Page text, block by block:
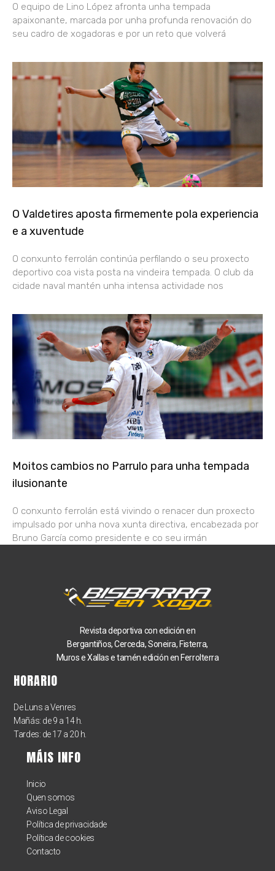
O equipo de Lino López afronta unha tempada
apaixonante, marcada por unha profunda renovación do
seu cadro de xogadoras e por un reto que volverá
O Valdetires aposta firmemente pola experiencia
e a xuventude
O conxunto ferrolán continúa perfilando o seu proxecto
deportivo coa vista posta na vindeira tempada. O club da
cidade naval mantén unha intensa actividade nos
Moitos cambios no Parrulo para unha tempada
ilusionante
O conxunto ferrolán está vivindo o renacer dun proxecto
impulsado por unha nova xunta directiva, encabezada por
Bruno García como presidente e co seu irmán
Revista deportiva con edición en
Bergantiños, Cerceda, Soneira, Fisterra,
Muros e Xallas e taménedición en Ferrolterra
HORARIO
De Luns a Venres
Mañás: de 9 a 14 h.
Tardes: de 17 a 20 h.
MÁIS INFO
Inicio
Quen somos
Aviso Legal
Política de privacidade
Política de cookies
Contacto